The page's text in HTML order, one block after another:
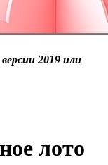
2019 или
лото